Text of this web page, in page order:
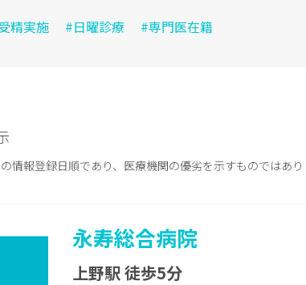
精実施 #日曜診療 #専門医在籍
報登録日順であり、医療機関の優劣を示すものではあり
永寿総合病院
上野駅 徒歩5分